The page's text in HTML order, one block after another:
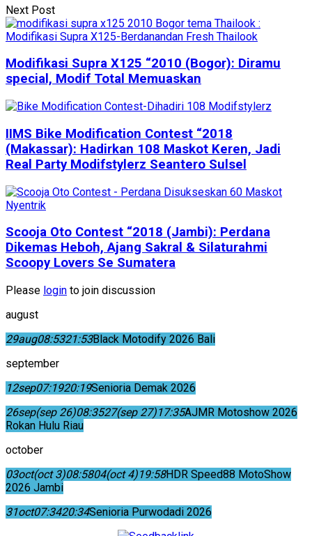
Next Post
Modifikasi Supra X125 “2010 (Bogor): Diramu
special, Modif Total Memuaskan
IIMS Bike Modification Contest “2018
(Makassar): Hadirkan 108 Maskot Keren, Jadi
Real Party Modifstylerz Seantero Sulsel
Scooja Oto Contest “2018 (Jambi): Perdana
Dikemas Heboh, Ajang Sakral & Silaturahmi
Scoopy Lovers Se Sumatera
Please login to join discussion
august
29aug08:5321:53Black Motodify 2026 Bali
september
12sep07:1920:19Senioria Demak 2026
26sep(sep 26)08:3527(sep 27)17:35AJMR Motoshow 2026
Rokan Hulu Riau
october
03oct(oct 3)08:5804(oct 4)19:58HDR Speed88 MotoShow
2026 Jambi
31oct07:3420:34Senioria Purwodadi 2026